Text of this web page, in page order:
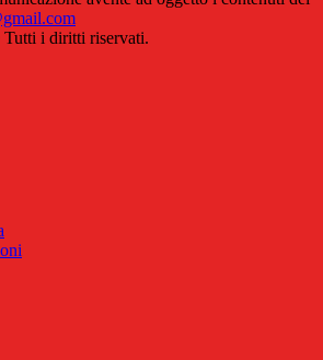
i diritti riservati.